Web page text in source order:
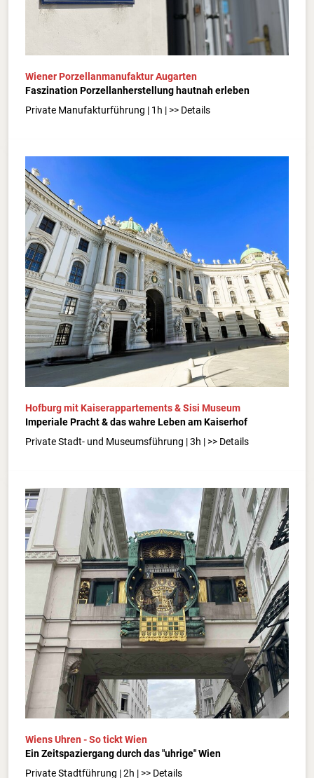
Wiener Porzellanmanufaktur Augarten
Faszination Porzellanherstellung hautnah erleben
Private Manufakturführung | 1h | >> Details
Hofburg mit Kaiserappartements & Sisi Museum
Imperiale Pracht & das wahre Leben am Kaiserhof
Private Stadt- und Museumsführung | 3h | >> Details
Wiens Uhren - So tickt Wien
Ein Zeitspaziergang durch das "uhrige" Wien
Private Stadtführung | 2h | >> Details